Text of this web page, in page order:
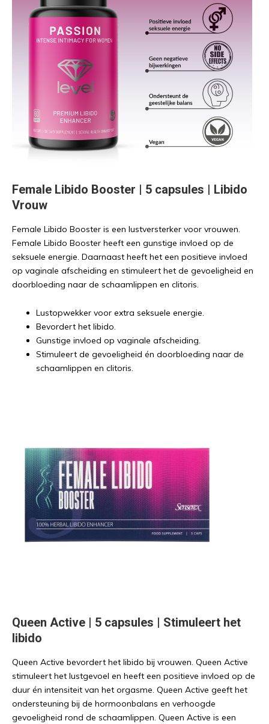
Female Libido Booster | 5 capsules | Libido
Vrouw
Female Libido Booster is een lustversterker voor vrouwen.
Female Libido Booster heeft een gunstige invloed op de
seksuele energie. Daarnaast heeft het een positieve invloed
op vaginale afscheiding en stimuleert het de gevoeligheid en
doorbloeding naar de schaamlippen en clitoris.
Lustopwekker voor extra seksuele energie.
Bevordert het libido.
Gunstige invloed op vaginale afscheiding.
Stimuleert de gevoeligheid én doorbloeding naar de
schaamlippen en clitoris.
Queen Active | 5 capsules | Stimuleert het
libido
Queen Active bevordert het libido bij vrouwen. Queen Active
stimuleert het lustgevoel en heeft een positieve invloed op de
duur én intensiteit van het orgasme. Queen Active geeft het
ondersteuning bij de hormoonbalans en verhoogde
gevoeligheid rond de schaamlippen. Queen Active is een